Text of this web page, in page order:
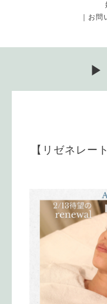
｜お
▶︎
【リゼネレー